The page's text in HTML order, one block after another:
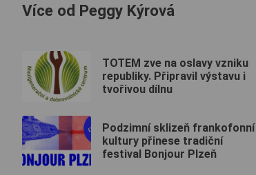
Více od Peggy Kýrová
TOTEM zve na oslavy vzniku
republiky. Připravil výstavu i
tvořivou dílnu
Podzimní sklizeň frankofonní
kultury přinese tradiční
festival Bonjour Plzeň